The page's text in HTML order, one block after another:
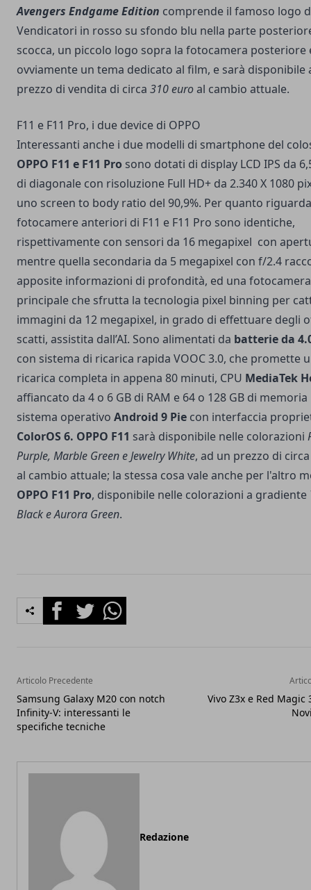
Avengers Endgame Edition comprende il famoso logo
Vendicatori in rosso su sfondo blu nella parte
scocca, un piccolo logo sopra la fotocamera posteriore
ovviamente un tema dedicato al film, e sarà disponibile
prezzo di vendita di circa 310 euroal cambio attuale.
F11 e F11 Pro, i due device di OPPO
Interessanti anche i due modelli di smartphone del
OPPO F11 e F11 Pro sono dotati di display LCD IPS da
di diagonale con risoluzione Full HD+ da 2.340 X 1080
uno screen to body ratio del 90,9%. Per quanto
fotocamere anteriori di F11 e F11 Pro sono identiche,
rispettivamente con sensori da 16 megapixel con
mentre quella secondaria da 5 megapixel con f/2.4
apposite informazioni di profondità, ed una fotocamera
principale che sfrutta la tecnologia pixel binning per
immagini da 12 megapixel, in grado di effettuare degli
scatti, assistita dall’AI. Sono alimentati da batterie da
con sistema di ricarica rapida VOOC 3.0, che promette
ricarica completa in appena 80 minuti, CPU MediaTek
affiancato da 4 o 6 GB di RAM e 64 o 128 GB di
sistema operativo Android 9 Pie con interfaccia
ColorOS 6. OPPO F11 sarà disponibile nelle colorazioni
Purple, Marble Green e Jewelry White, ad un prezzo di
al cambio attuale; la stessa cosa vale anche per l'altro
OPPO F11 Pro, disponibile nelle colorazioni a gradiente
Black e Aurora Green.
FacebookTwitterWhatsapp
Articolo Precedente
Samsung Galaxy M20 con notch
Infinity-V: interessanti le
specifiche tecniche
Vivo Z3x e Red Magic
Redazione